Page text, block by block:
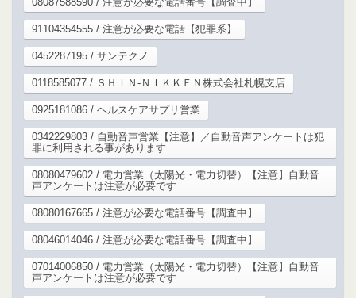
91104354555 / 注意が必要な電話【犯罪系】
0452287195 / サンテクノ
0118585077 / ＳＨＩＮ‐ＮＩＫＫＥＮ株式会社札幌支店
0925181086 / ヘルスケアサプリ営業
0342229803 / 自動音声営業【注意】／自動音声アンケートは犯
罪に利用される事があります
08080479602 / 電力営業（太陽光・電力切替）【注意】自動音
声アンケートは注意が必要です
08080167665 / 注意が必要な電話番号【調査中】
08046014046 / 注意が必要な電話番号【調査中】
07014006850 / 電力営業（太陽光・電力切替）【注意】自動音
声アンケートは注意が必要です